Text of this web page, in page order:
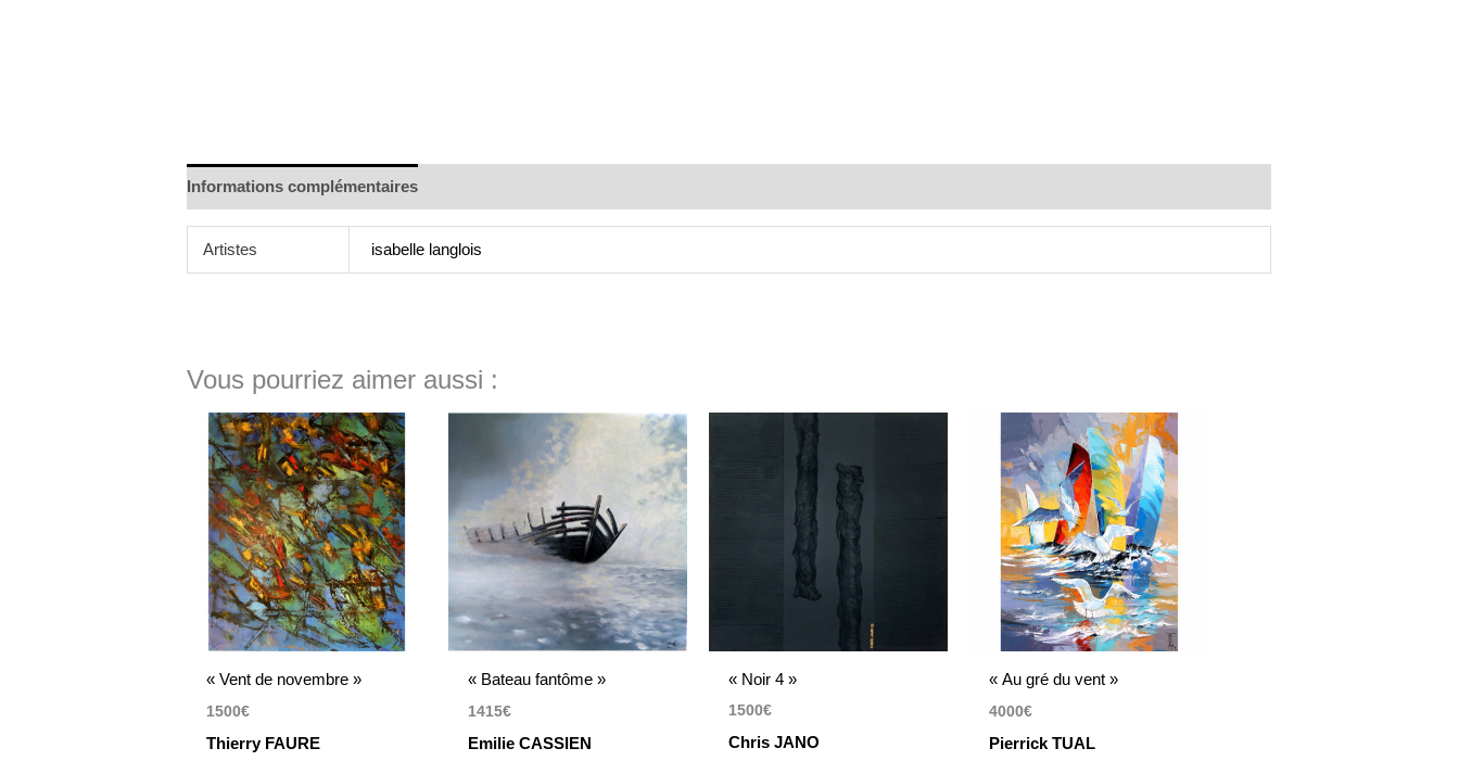
Informations complémentaires
Artistes isabelle langlois
Vous pourriez aimer aussi :
« Vent de novembre »
1500€
Thierry FAURE
« Bateau fantôme »
1415€
Emilie CASSIEN
« Noir 4 »
1500€
Chris JANO
« Au gré du vent »
4000€
Pierrick TUAL